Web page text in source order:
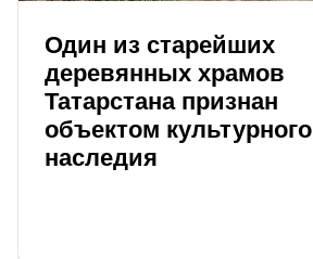
Один из старейших
деревянных храмов
Татарстана признан
объектом культурного
наследия